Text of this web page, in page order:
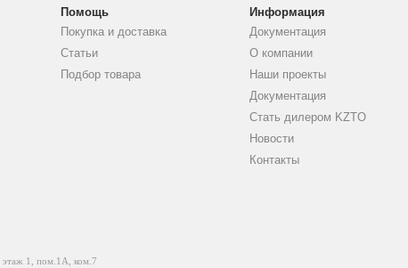
Помощь
Покупка и доставка
Статьи
Подбор товара
Информация
Документация
О компании
Наши проекты
Документация
Стать дилером KZTO
Новости
Контакты
этаж 1, пом.1А, ком.7